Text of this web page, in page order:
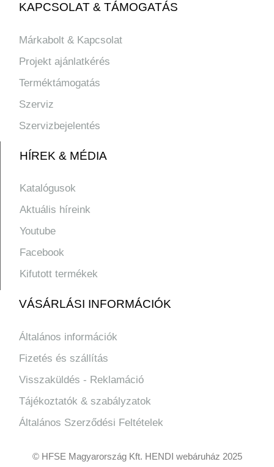
KAPCSOLAT & TÁMOGATÁS
Márkabolt & Kapcsolat
Projekt ajánlatkérés
Terméktámogatás
Szerviz
Szervizbejelentés
HÍREK & MÉDIA
Katalógusok
Aktuális híreink
Youtube
Facebook
Kifutott termékek
VÁSÁRLÁSI INFORMÁCIÓK
Általános információk
Fizetés és szállítás
Visszaküldés - Reklamáció
Tájékoztatók & szabályzatok
Általános Szerződési Feltételek
© HFSE Magyarország Kft. HENDI webáruház 2025